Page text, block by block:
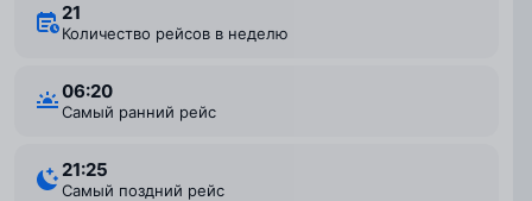
21
Количество рейсов в неделю
06:20
Самый ранний рейс
21:25
Самый поздний рейс